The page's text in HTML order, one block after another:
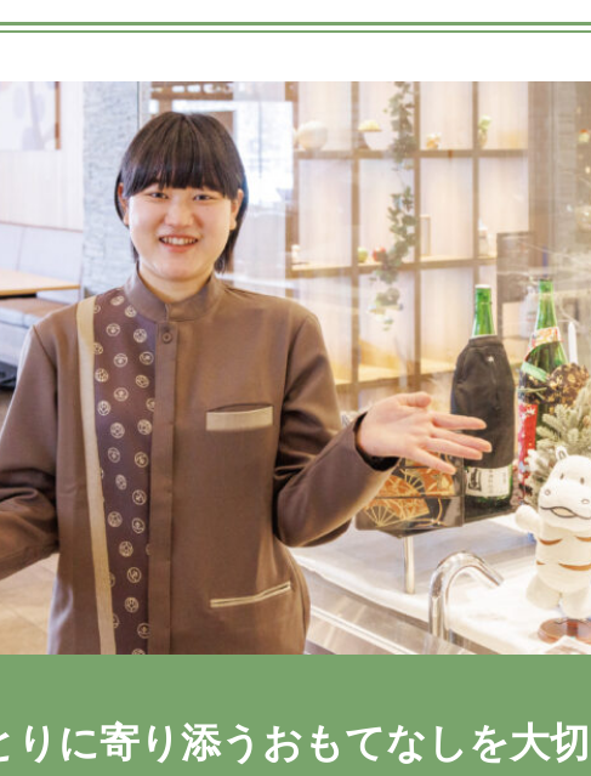
りに寄り添うおもてなしを大